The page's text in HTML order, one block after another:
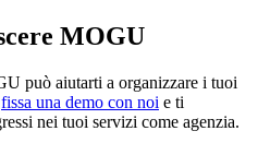
MOGU
può aiutarti a organizzare i tuoi
fissa una demo con noi e ti
nei tuoi servizi come agenzia.